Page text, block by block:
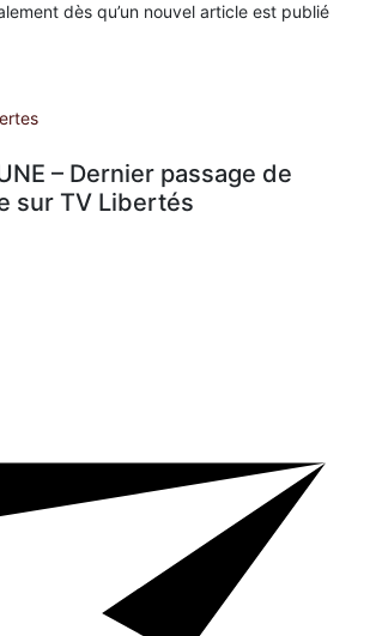
dès qu’un nouvel article est publié
– Dernier passage de
sur TV Libertés